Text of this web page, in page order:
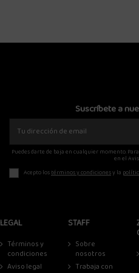
Suscríbete a
Puedes darte de baja en cualquier momento.
en el
Acepto lostérminos y condicionesy la
LEGAL
Términos y
condiciones
Aviso legal
STAFF
Sobre
nosotros
Trabaja con